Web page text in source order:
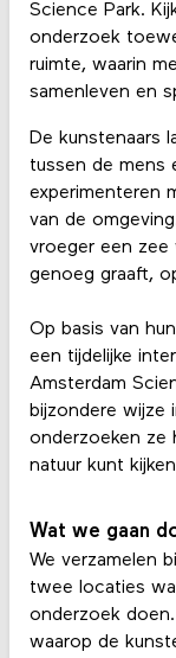
Science Park.
onderzoek
ruimte, waarin
samenleven en
De kunstenaars
tussen de mens
experimenteren
van de
vroeger een zee
genoeg graaft,
Op basis van
een tijdelijke
Amsterdam
bijzondere wijze
onderzoeken ze
natuur kunt
Wat we gaan
We verzamelen
twee locaties
onderzoek
waarop de